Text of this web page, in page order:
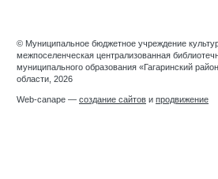
© Муниципальное бюджетное учреждение
межпоселенческая централизованная
муниципального образования «Гагаринский
области, 2026
Web-canape — создание сайтов и продвижение